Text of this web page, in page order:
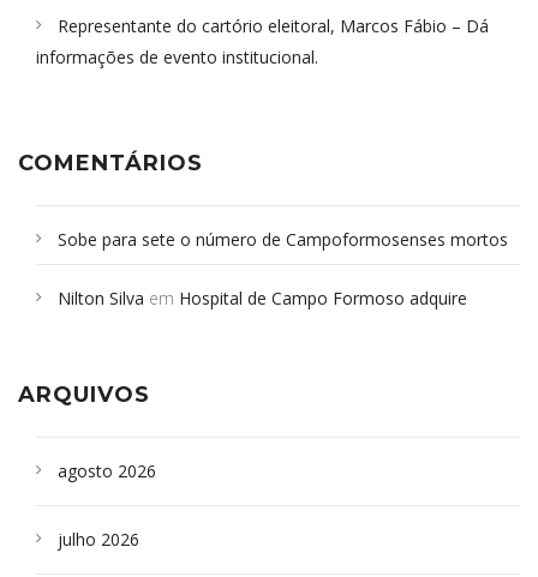
Representante do cartório eleitoral, Marcos Fábio – Dá
informações de evento institucional.
COMENTÁRIOS
Sobe para sete o número de Campoformosenses mortos
Campoformosenses que morreram em desabamentos são
Nilton Silva em Hospital de Campo Formoso adquire
ARQUIVOS
agosto 2026
julho 2026